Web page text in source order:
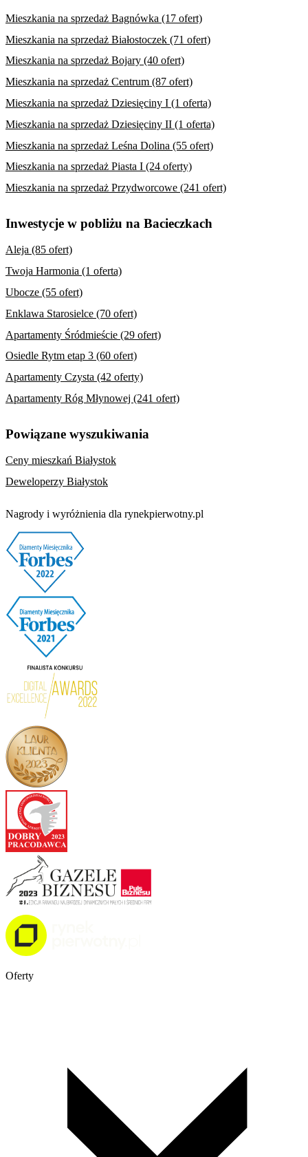
Mieszkania na sprzedaż Bagnówka (17 ofert)
Mieszkania na sprzedaż Białostoczek (71 ofert)
Mieszkania na sprzedaż Bojary (40 ofert)
Mieszkania na sprzedaż Centrum (87 ofert)
Mieszkania na sprzedaż Dziesięciny I (1 oferta)
Mieszkania na sprzedaż Dziesięciny II (1 oferta)
Mieszkania na sprzedaż Leśna Dolina (55 ofert)
Mieszkania na sprzedaż Piasta I (24 oferty)
Mieszkania na sprzedaż Przydworcowe (241 ofert)
Inwestycje w pobliżu na Bacieczkach
Aleja (85 ofert)
Twoja Harmonia (1 oferta)
Ubocze (55 ofert)
Enklawa Starosielce (70 ofert)
Apartamenty Śródmieście (29 ofert)
Osiedle Rytm etap 3 (60 ofert)
Apartamenty Czysta (42 oferty)
Apartamenty Róg Młynowej (241 ofert)
Powiązane wyszukiwania
Ceny mieszkań Białystok
Deweloperzy Białystok
Nagrody i wyróżnienia dla rynekpierwotny.pl
Oferty